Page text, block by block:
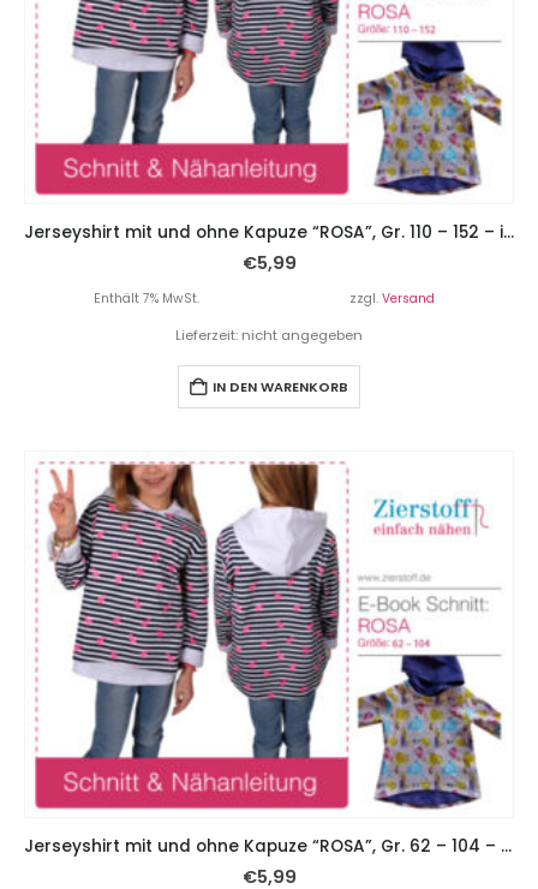
Jerseyshirt mit und ohne Kapuze “ROSA”, Gr. 110 – 152 – inkl. 2 Schnittmuster
€5,99
Enthält 7% MwSt. zzgl. Versand
Lieferzeit: nicht angegeben
IN DEN WARENKORB
Jerseyshirt mit und ohne Kapuze “ROSA”, Gr. 62 – 104 – inkl. 2 Schnittmuster
€5,99